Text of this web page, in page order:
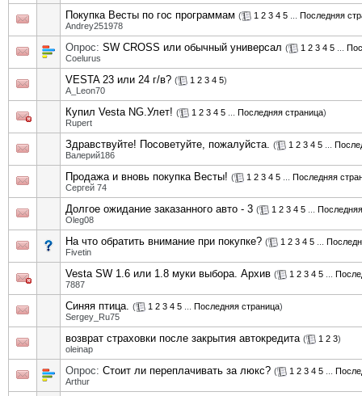
Покупка Весты по гос программам ( 1 2 3 4 5
Последняя
Andrey251978
Опрос: SW CROSS или обычный универсал ( 1 2 3 4 5
Coelurus
VESTA 23 или 24 г/в? ( 1 2 3 4 5)
A_Leon70
Купил Vesta NG.Улет! ( 1 2 3 4 5 Последняя страница)
Rupert
Здравствуйте! Посоветуйте, пожалуйста. ( 1 2 3 4 5
Валерий186
Продажа и вновь покупка Весты! ( 1 2 3 4 5
Последняя
Сергей 74
Долгое ожидание заказанного авто - 3 ( 1 2 3 4 5
Oleg08
На что обратить внимание при покупке? ( 1 2 3 4 5
Fivetin
Vesta SW 1.6 или 1.8 муки выбора. Архив ( 1 2 3 4 5
7887
Синяя птица. ( 1 2 3 4 5 Последняя страница)
Sergey_Ru75
возврат страховки после закрытия автокредита ( 1 2 3)
oleinap
Опрос: Стоит ли переплачивать за люкс? ( 1 2 3 4 5
Arthur